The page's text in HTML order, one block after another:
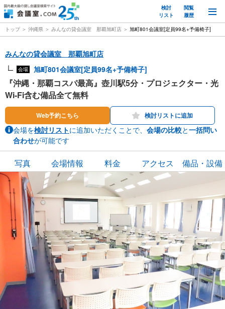
検討
リスト
閲覧
履歴
トップ 沖縄県 みんなの貸会議室 那覇旭町店 旭町801会議室[定員99名+予備椅子]
みんなの貸会議室 那覇旭町店
会場 旭町801会議室[定員99名+予備椅子]
『沖縄・那覇コスパ最高』壺川駅5分・プロジェクター・光
Wi-Fi含む備品全て無料
Web予約こちら 検討リストに追加
会場を検討リストに追加いただくことで、 会場の比較と一括問い
合わせが可能です
写真 会場情報 料金 アクセス 備品・設備